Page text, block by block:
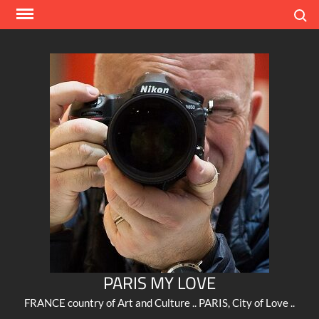
Skip
PARIS MY LOVE
FRANCE country of Art and Culture .. PARIS, City of Love ..